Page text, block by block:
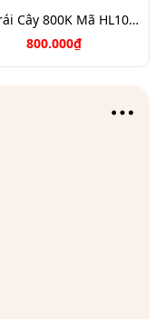
Giỏ Trái Cây 800K Mã HL1061
800.000₫